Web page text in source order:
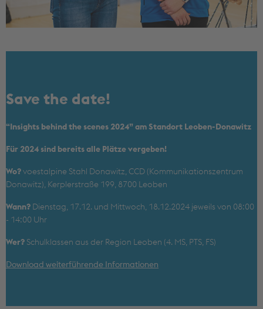
Save the date!
“Insights behind the scenes 2024” am Standort Leoben-Donawitz
Für 2024 sind bereits alle Plätze vergeben!
Wo?voestalpine Stahl Donawitz, CCD (Kommunikationszentrum
Donawitz), Kerplerstraße 199, 8700 Leoben
Wann? Dienstag, 17.12. und Mittwoch, 18.12.2024 jeweils von 08:00
- 14:00 Uhr
Wer? Schulklassen aus der Region Leoben (4. MS, PTS, FS)
Download weiterführende Informationen